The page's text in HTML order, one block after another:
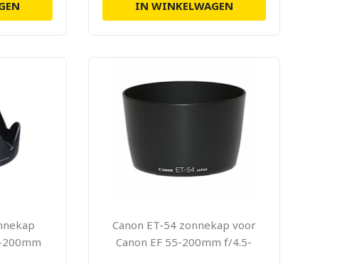
IN WINKELWAGEN
200mm
Canon ET-54 zonnekap voor
Canon EF 55-200mm f/4.5-